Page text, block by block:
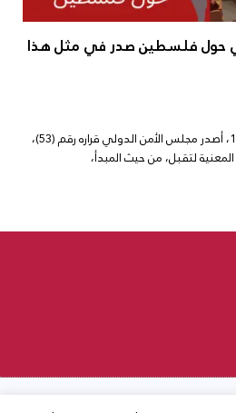
حول فلسطين صدر في مثل هذا
في مثل هذا اليوم من عام 1948، أصدر مجلس الأمن الدولي قراره رقم (53)،
لتقبل، من حيث المبدأ،